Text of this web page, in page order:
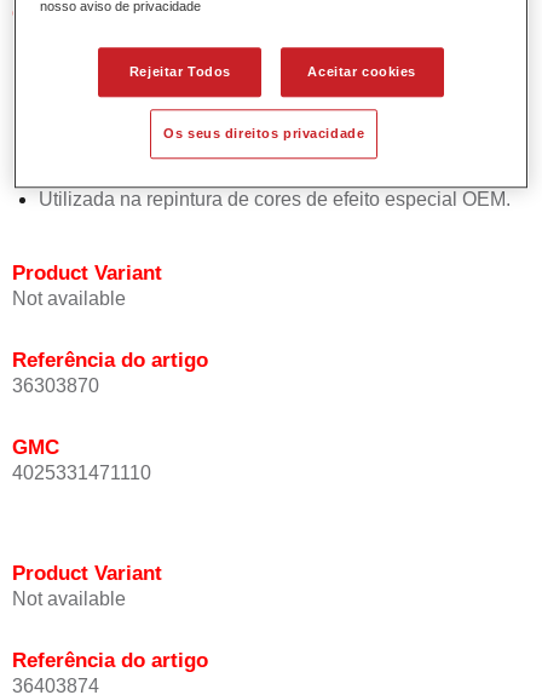
Características do produto
Oferece uma precisão de cor excepcional mesmo com
orientação de efeito.
Promove tempos de processo curtos.
Permite um disfarce fácil e fiável.
Utilizada na repintura de cores de efeito especial OEM.
Product Variant
Not available
Referência do artigo
36303870
GMC
4025331471110
Product Variant
Not available
Referência do artigo
36403874
nosso aviso de privacidade
Rejeitar Todos Aceitar cookies
Os seus direitos privacidade